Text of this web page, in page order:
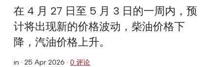
在 4 月 27 日至 5 月 3 日的一周内，预
计将出现新的价格波动，柴油价格下
降，汽油价格上升。
in · 25 Apr 2026 · 0 评论